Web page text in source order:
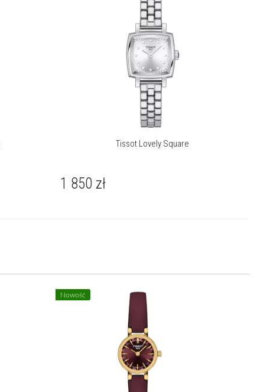
Tissot Lovely Square
1 850 zł
Nowość